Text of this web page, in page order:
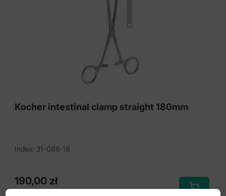
Kocher intestinal clamp straight 180mm
Index: 31-086-18
190,00 zł